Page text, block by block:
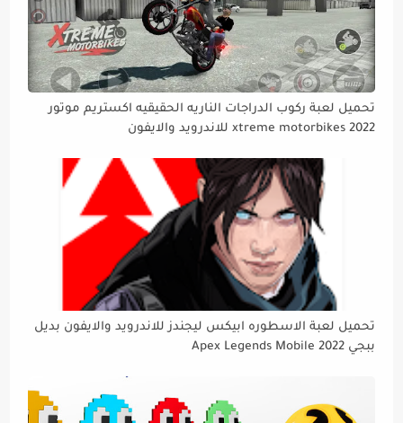
تحميل لعبة ركوب الدراجات الناريه الحقيقيه اكستريم موتور
xtreme motorbikes 2022 للاندرويد والايفون
تحميل لعبة الاسطوره ابيكس ليجندز للاندرويد والايفون بديل
ببجي Apex Legends Mobile 2022